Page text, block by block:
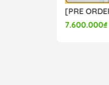
7.600.000₫